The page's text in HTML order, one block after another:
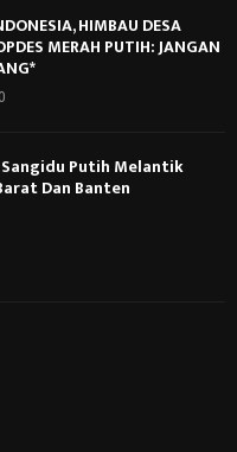
HIMBAU DESA
MERAH PUTIH: JANGAN
0
Putih Melantik
Dan Banten